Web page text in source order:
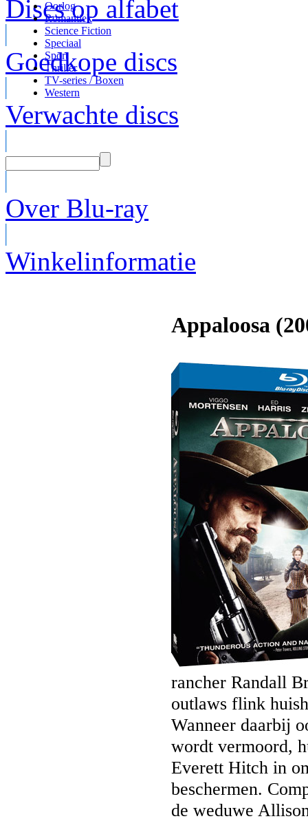
Discs op alfabet
Goedkope discs
Verwachte discs
Over Blu-ray
Winkelinformatie
Oorlog
Romantiek
Science Fiction
Speciaal
Sport
Thriller
TV-series / Boxen
Western
Appaloosa
rancher Randall
outlaws flink
Wanneer daarbij
wordt vermoord,
Everett Hitch in
beschermen.
de weduwe